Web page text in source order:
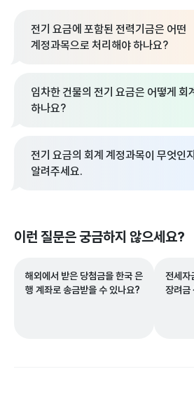
전기 요금에 포함된 전력기금은 어떤
계정과목으로 처리해야 하나요?
임차한 건물의 전기 요금은 어떻게 회
하나요?
전기 요금의 회계 계정과목이 무엇인지
알려주세요.
이런 질문은 궁금하지 않으세요?
해외에서 받은 당첨금을 한국 은
행 계좌로 송금받을 수 있나요?
전세자
장려금